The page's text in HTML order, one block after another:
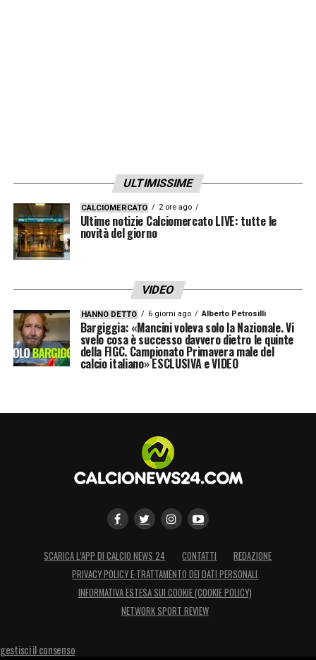
ULTIMISSIME
CALCIOMERCATO 2 ore ago
Ultime notizie Calciomercato LIVE: tutte le
novità del giorno
VIDEO
HANNO DETTO 6 giorni ago Alberto Petrosilli
Bargiggia: «Mancini voleva solo la Nazionale. Vi
svelo cosa è successo davvero dietro le quinte
della FIGC. Campionato Primavera male del
calcio italiano» ESCLUSIVA e VIDEO
SCARICA L’APP DI CALCIO NEWS 24 CONTATTI
REDAZIONE
PRIVACY POLICY E TRATTAMENTO DEI DATI PERSONALI
INFORMATIVA ESTESA SUI COOKIE (COOKIE POLICY)
NETWORK SPORT REVIEW
gestisci il consenso